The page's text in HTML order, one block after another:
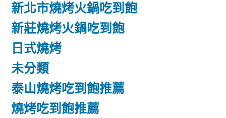
新北市燒烤火鍋吃到飽
新莊燒烤火鍋吃到飽
日式燒烤
未分類
泰山燒烤吃到飽推薦
燒烤吃到飽推薦